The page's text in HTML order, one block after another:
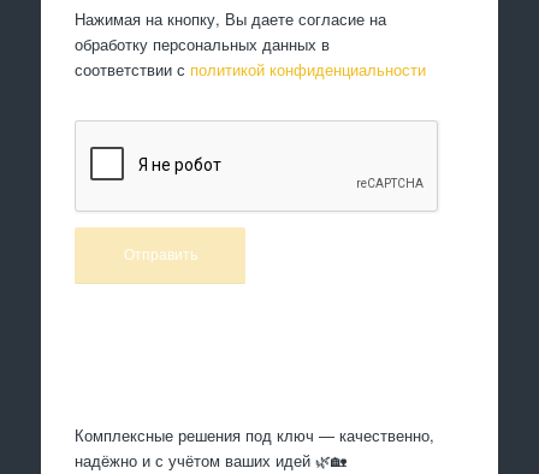
Нажимая на кнопку, Вы даете согласие на
обработку персональных данных в
соответствии с политикой конфиденциальности
Комплексные решения под ключ — качественно,
надёжно и с учётом ваших идей 🌿🏡